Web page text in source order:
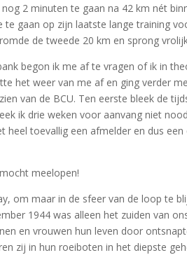
2 minuten te gaan na 42 km nét
gaan op zijn laatste lange training
de tweede 20 km en sprong
begon ik me af te vragen of ik in
het weer van me af en ging verder
van de BCU. Ten eerste bleek de
ik drie weken voor aanvang niet
heel toevallig een afmelder en dus
meelopen!
om maar in de sfeer van de loop te
1944 was alleen het zuiden van
en vrouwen hun leven door
zij in hun roeiboten in het diepste